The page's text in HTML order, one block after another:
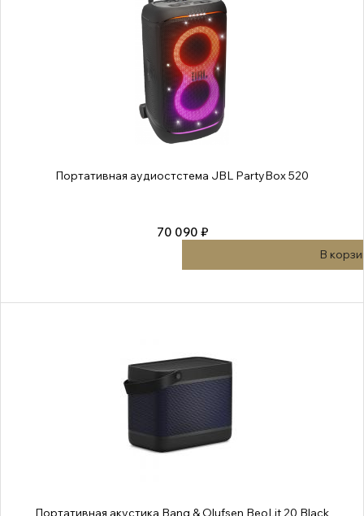
Портативная аудиостстема JBL PartyBox 520
70 090 ₽
В
Портативная акустика Bang & Olufsen BeoLit 20 Black